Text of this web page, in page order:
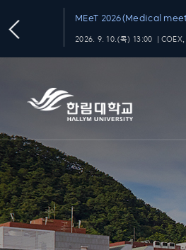
MEeT 2026(Medical
2026. 9. 10.(목) 13:00 ｜COEX,